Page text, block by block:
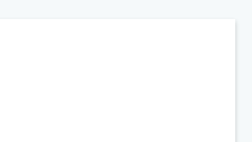
контроль